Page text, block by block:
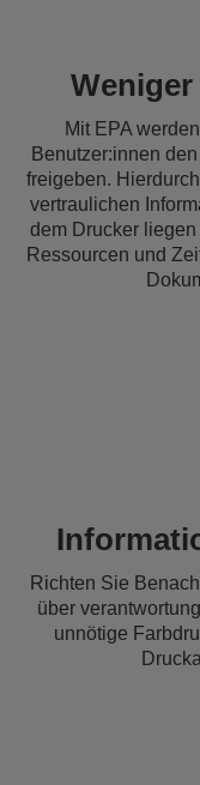
Mit EPA
Benutzer:innen
freigeben.
vertraulichen
dem Drucker
Ressourcen und
Richten Sie
über
unnötige